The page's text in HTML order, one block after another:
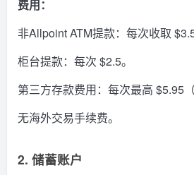
费用：
非Allpoint ATM提款：每次收取 $3.5
柜台提款：每次 $2.5。
第三方存款费用：每次最高 $5.95
无海外交易手续费。
2. 储蓄账户